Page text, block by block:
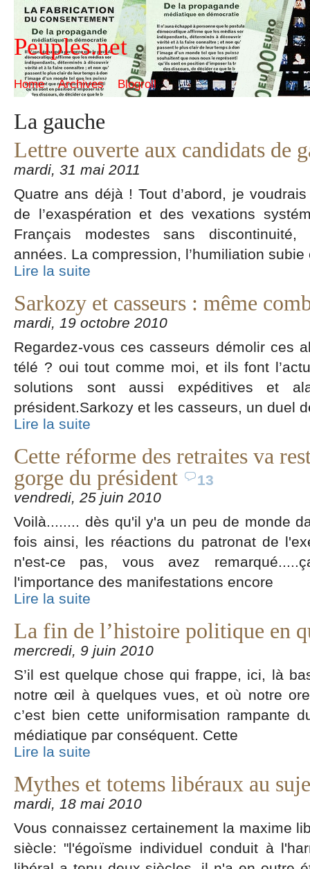
Peuples.net
Home Archives Blogroll
La gauche
Lettre ouverte aux candidats de
mardi, 31 mai 2011
Quatre ans déjà ! Tout d’abord, je
de l’exaspération et des vexations
Français modestes sans discontinuité,
années. La compression, l’humiliation subie
Lire la suite
Sarkozy et casseurs : même
mardi, 19 octobre 2010
Regardez-vous ces casseurs démolir ces
télé ? oui tout comme moi, et ils font
solutions sont aussi expéditives et
président.Sarkozy et les casseurs, un duel
Lire la suite
Cette réforme des retraites va
gorge du président
13
vendredi, 25 juin 2010
Voilà........ dès qu'il y'a un peu de monde
fois ainsi, les réactions du patronat de
n'est-ce pas, vous avez
l'importance des manifestations encore
Lire la suite
La fin de l’histoire politique en
mercredi, 9 juin 2010
S’il est quelque chose qui frappe, ici, là
notre œil à quelques vues, et où notre
c’est bien cette uniformisation rampante
médiatique par conséquent. Cette
Lire la suite
Mythes et totems libéraux au
mardi, 18 mai 2010
Vous connaissez certainement la maxime
siècle: "l'égoïsme individuel conduit à